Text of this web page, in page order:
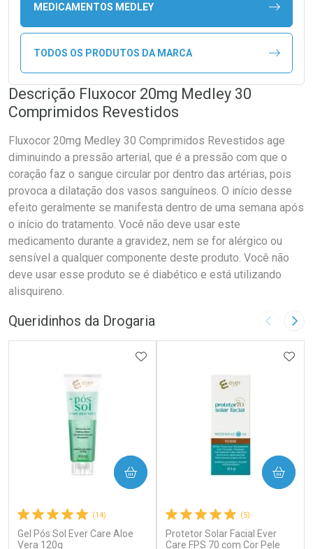
MEDICAMENTOS MEDLEY
TODOS OS PRODUTOS DA MARCA
Descrição Fluxocor 20mg Medley 30
Comprimidos Revestidos
Fluxocor 20mg Medley 30 Comprimidos Revestidos age
diminuindo a pressão arterial, que é a pressão com que o
coração faz o sangue circular por dentro das artérias, pois
provoca a dilatação dos vasos sanguíneos. O início desse
efeito geralmente se manifesta dentro de uma semana após
o início do tratamento. Você não deve usar este
medicamento durante a gravidez, nem se for alérgico ou
sensível a qualquer componente deste produto. Você não
deve usar esse produto se é diabético e está utilizando
alisquireno.
Queridinhos da Drogaria Imagem
(14)
Gel Pós Sol Ever Care Aloe
Vera 120g
ADICIONAR AOS FAVORITOS
COMPRAR
(5)
Protetor Solar Facial Ever
Care FPS 70 com Cor Pele
COMPRAR